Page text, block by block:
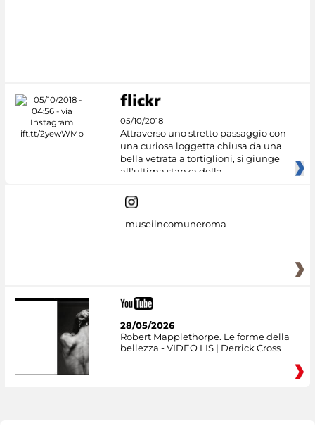
05/10/2018
Attraverso uno stretto passaggio con
una curiosa loggetta chiusa da una
bella vetrata a tortiglioni, si giunge
all'ultima stanza della
museiincomuneroma
28/05/2026
Robert Mapplethorpe. Le forme della
bellezza - VIDEO LIS | Derrick Cross